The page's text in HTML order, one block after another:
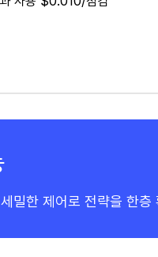
밀한 제어로 전략을 한층